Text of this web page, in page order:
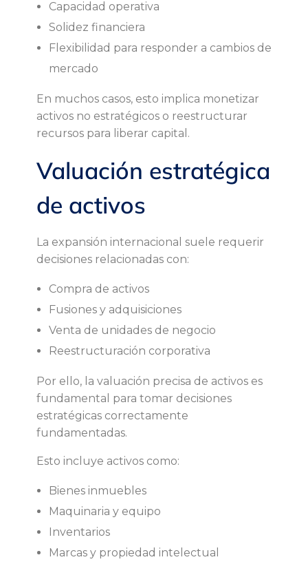
Capacidad operativa
Solidez financiera
Flexibilidad para responder a cambios de
mercado
En muchos casos, esto implica monetizar
activos no estratégicos o reestructurar
recursos para liberar capital.
Valuación estratégica
de activos
La expansión internacional suele requerir
decisiones relacionadas con:
Compra de activos
Fusiones y adquisiciones
Venta de unidades de negocio
Reestructuración corporativa
Por ello, la valuación precisa de activos es
fundamental para tomar decisiones
estratégicas correctamente
fundamentadas.
Esto incluye activos como:
Bienes inmuebles
Maquinaria y equipo
Inventarios
Marcas y propiedad intelectual